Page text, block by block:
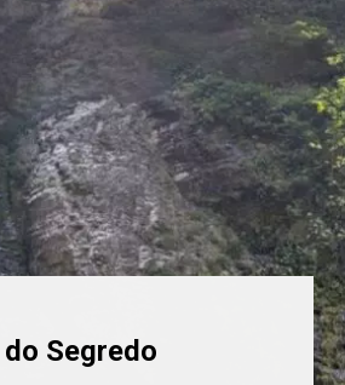
Segredo